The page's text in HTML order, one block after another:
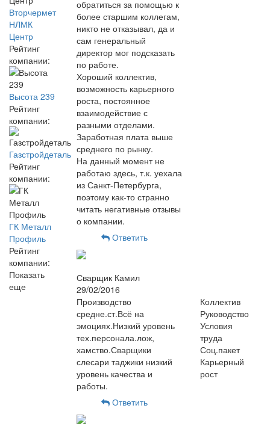
Вторчермет
НЛМК
Центр
Рейтинг
компании:
Высота 239
Рейтинг
компании:
Газстройдеталь
Рейтинг
компании:
ГК Металл
Профиль
Рейтинг
компании:
Показать
еще
обратиться за помощью к
более старшим коллегам,
никто не отказывал, да и
сам генеральный
директор мог подсказать
по работе.
Хороший коллектив,
возможность карьерного
роста, постоянное
взаимодействие с
разными отделами.
Заработная плата выше
среднего по рынку.
На данный момент не
работаю здесь, т.к. уехала
из Санкт-Петербурга,
поэтому как-то странно
читать негативные отзывы
о компании.
Ответить
Сварщик Камил
29/02/2016
Производство
средне.ст.Всё на
эмоциях.Низкий уровень
тех.персонала.лож,
хамство.Сварщики
слесари таджики низкий
уровень качества и
работы.
Коллектив
Руководство
Условия
труда
Соц.пакет
Карьерный
рост
Ответить